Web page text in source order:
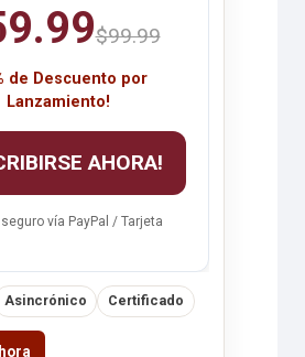
$99.99
de Descuento por
Lanzamiento!
AHORA!
seguro vía PayPal / Tarjeta
Asincrónico Certificado